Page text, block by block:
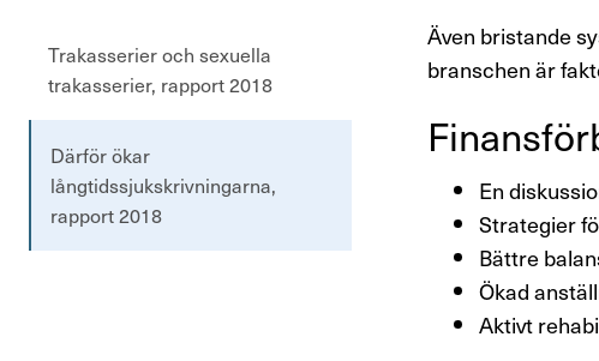
Trakasserier och sexuella
trakasserier, rapport 2018
Därför ökar
långtidssjukskrivningarna,
rapport 2018
Även bristande
branschen är
En
Strategier
Bättre
Ökad
Aktivt